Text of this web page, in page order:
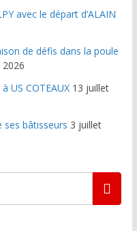
avec le départ d’ALAIN
de défis dans la poule
US COTEAUX 13 juillet
ses bâtisseurs 3 juillet